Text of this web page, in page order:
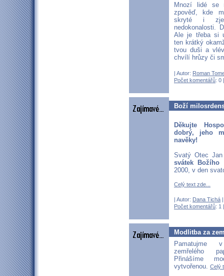
Mnozí lidé se
zpověď, kde
skryté i
nedokonalosti.
Ale je třeba si
ten krátký
tvou duši a
chvílí hrůzy či
| Autor: Roman
Počet komentářů: 0
Boží
Děkujte
dobrý, jeho
navěky!
Svatý Otec
svátek Božího
2000, v den
Celý text zde...
| Autor: Dana Tichá
Počet komentářů: 1
Modlitba za
Pamatujme
zemřelého
Přinášíme
vytvořenou. Celý